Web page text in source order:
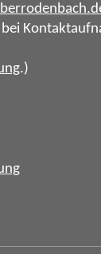
.)